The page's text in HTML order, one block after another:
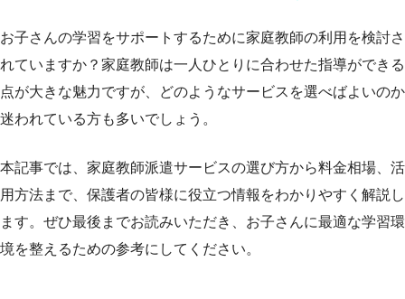
お子さんの学習をサポートするために家庭教師の利用を検討さ
れていますか？家庭教師は一人ひとりに合わせた指導ができる
点が大きな魅力ですが、どのようなサービスを選べばよいのか
迷われている方も多いでしょう。
本記事では、家庭教師派遣サービスの選び方から料金相場、活
用方法まで、保護者の皆様に役立つ情報をわかりやすく解説し
ます。ぜひ最後までお読みいただき、お子さんに最適な学習環
境を整えるための参考にしてください。